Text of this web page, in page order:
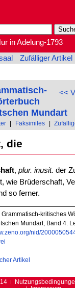
in Adelung-1793
Zufälliger Artikel
<<
Mundart
Faksimiles
die
, plur. inusit. der
wie Brüderschaft,
so ferner.
kritisches
Mundart, Band 4.
nid/
Artikel